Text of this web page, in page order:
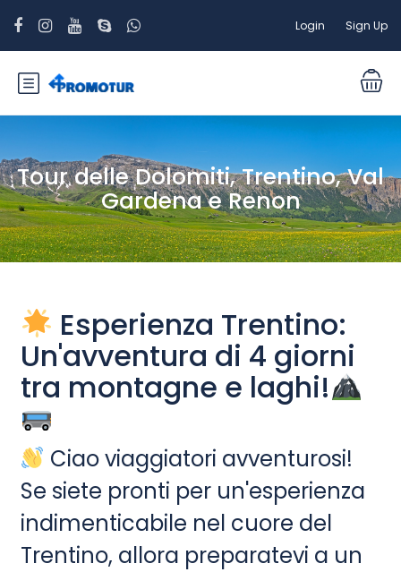
Login Sign Up
Tour delle Dolomiti, Trentino, Val
Gardena e Renon
Esperienza Trentino:
Un'avventura di 4 giorni
tra montagne e laghi!
Ciao viaggiatori avventurosi!
Se siete pronti per un'esperienza
indimenticabile nel cuore del
Trentino, allora preparatevi a un